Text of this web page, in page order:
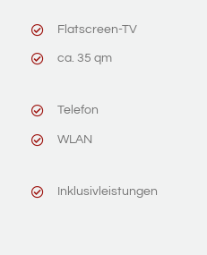
Flatscreen-TV
ca. 35 qm
Telefon
WLAN
Inklusivleistungen